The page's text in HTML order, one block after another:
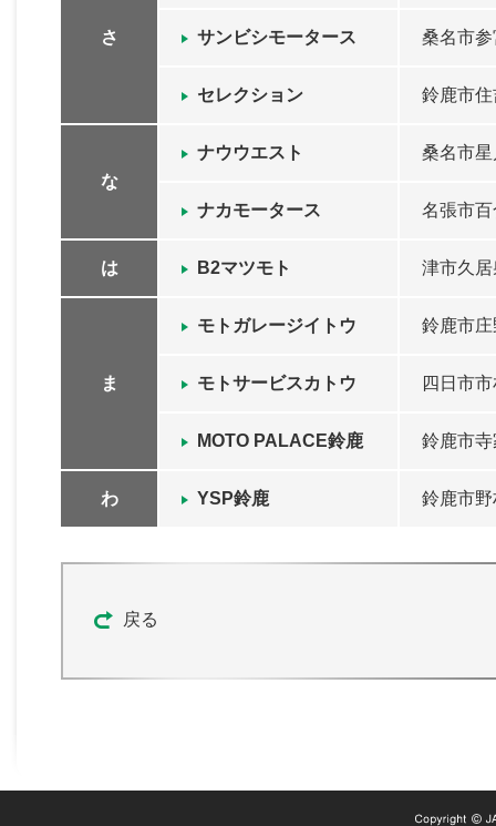
さ サンビシモータース 桑名市
セレクション 鈴鹿市
な
ナウウエスト 桑名市
ナカモータース 名張市
は B2マツモト 津市久
ま
モトガレージイトウ 鈴鹿市
モトサービスカトウ 四日市
MOTO PALACE鈴鹿 鈴鹿市
わ YSP鈴鹿 鈴鹿市
戻る